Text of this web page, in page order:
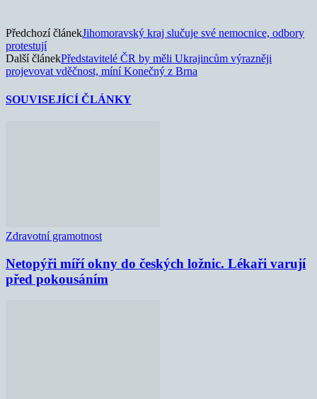
Předchozí článekJihomoravský kraj slučuje své nemocnice, odbory
protestují
Další článekPředstavitelé ČR by měli Ukrajincům výrazněji
projevovat vděčnost, míní Konečný z Brna
SOUVISEJÍCÍ ČLÁNKY
Zdravotní gramotnost
Netopýři míří okny do českých ložnic. Lékaři varují
před pokousáním